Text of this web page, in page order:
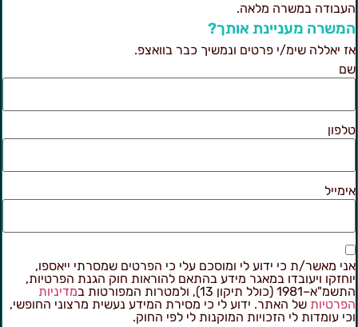
במשרה מלאה.
מעניינת אותך?
יאללה שימ/י פרטים ונמשיך כבר בוואצפ.
מאשר/ת כי ידוע לי ומוסכם עלי כי הפרטים שמסרתי ייאספו,
ויעובדו במאגר מידע בהתאם להוראות חוק הגנת הפרטיות,
(כולל תיקון 13), ולמטרות המפורטות ב
מדיניות
של האתר. ידוע לי כי מסירת המידע נעשית מרצוני החופשי,
עומדות לי הזכויות המוקנות לי לפי החוק.